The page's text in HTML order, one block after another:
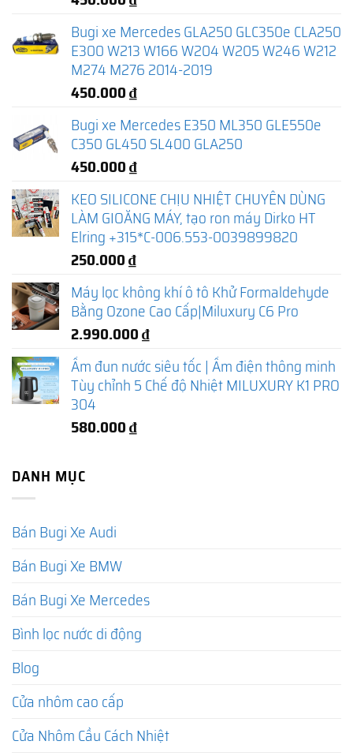
Bugi xe Mercedes GLA250 GLC350e CLA250
E300 W213 W166 W204 W205 W246 W212
M274 M276 2014-2019
450.000₫
Bugi xe Mercedes E350 ML350 GLE550e
C350 GL450 SL400 GLA250
450.000₫
KEO SILICONE CHỊU NHIỆT CHUYÊN DÙNG
LÀM GIOĂNG MÁY, tạo ron máy Dirko HT
Elring +315*C-006.553-0039899820
250.000₫
Máy lọc không khí ô tô Khử Formaldehyde
Bằng Ozone Cao Cấp|Miluxury C6 Pro
2.990.000₫
Ấm đun nước siêu tốc | Ấm điện thông minh
Tùy chỉnh 5 Chế độ Nhiệt MILUXURY K1 PRO
304
580.000₫
DANH MỤC
Bán Bugi Xe Audi
Bán Bugi Xe BMW
Bán Bugi Xe Mercedes
Bình lọc nước di động
Blog
Cửa nhôm cao cấp
Cửa Nhôm Cầu Cách Nhiệt